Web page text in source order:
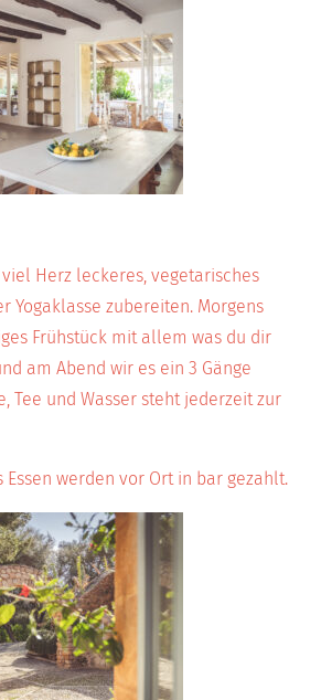
Herz leckeres, vegetarisches
Yogaklasse zubereiten. Morgens
Frühstück mit allem was du dir
am Abend wir es ein 3 Gänge
Tee und Wasser steht jederzeit zur
Essen werden vor Ort in bar gezahlt.